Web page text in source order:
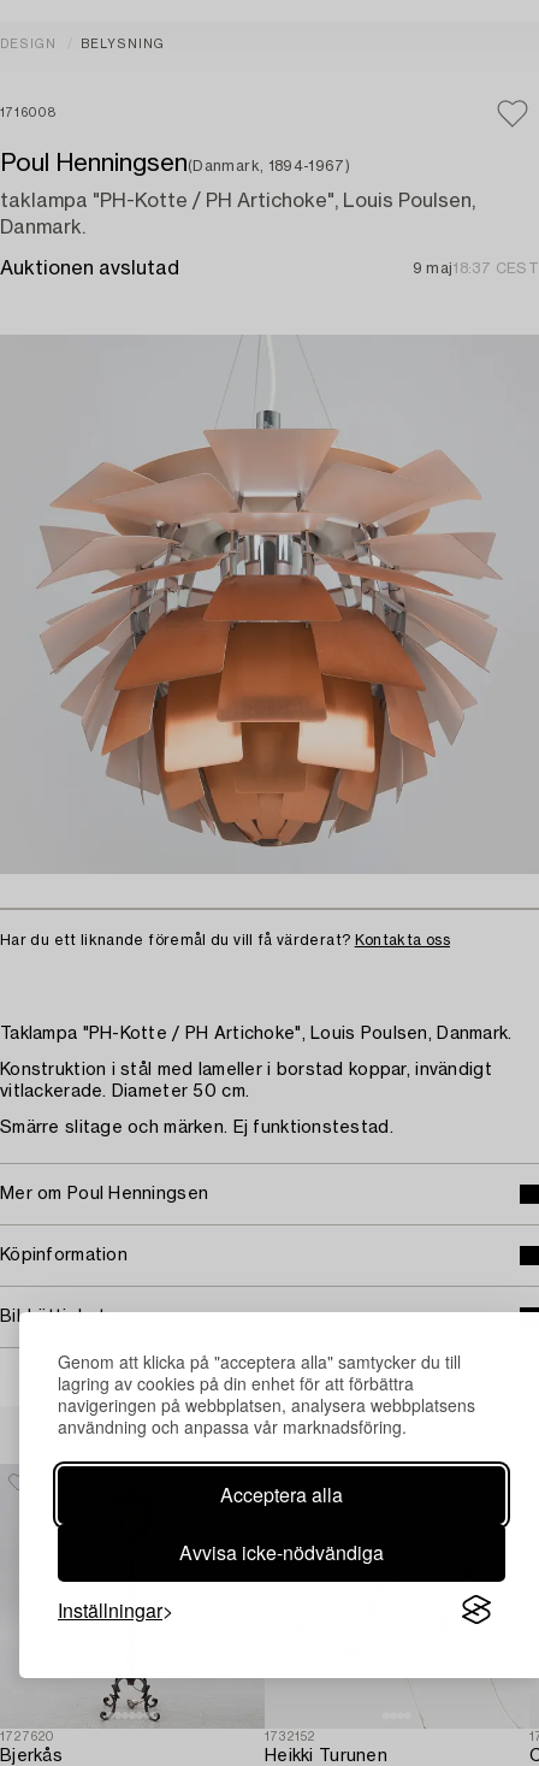
Genom att klicka på "acceptera alla" samtycker du till
lagring av cookies på din enhet för att förbättra
navigeringen på webbplatsen, analysera webbplatsens
användning och anpassa vår marknadsföring.
Acceptera alla
Avvisa icke-nödvändiga
Inställningar
DESIGN BELYSNING
1716008
Poul Henningsen(Danmark, 1894-1967)
taklampa "PH-Kotte / PH Artichoke", Louis Poulsen,
Danmark.
Auktionen avslutad 9 maj18:37 CEST
Har du ett liknande föremål du vill få värderat? Kontakta oss
Taklampa "PH-Kotte / PH Artichoke", Louis Poulsen, Danmark.
Konstruktion i stål med lameller i borstad koppar, invändigt
vitlackerade. Diameter 50 cm.
Smärre slitage och märken. Ej funktionstestad.
Mer om Poul Henningsen
Köpinformation
Bildrättigheter
Andra har även tittat på
1727620
Bjerkås
1732152
Heikki Turunen